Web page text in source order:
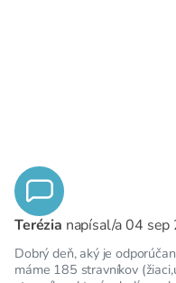
Terézia napísal/a04 sep
Dobrý deň, aký je
máme 185 stravníkov